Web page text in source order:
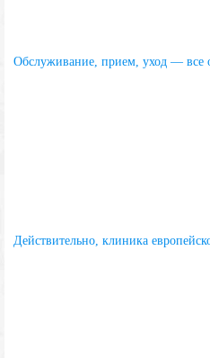
Обслуживание, прием, уход — все
Действительно, клиника